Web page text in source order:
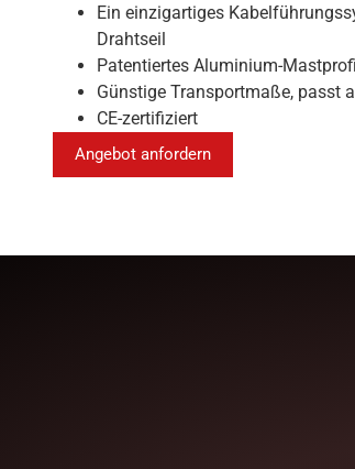
Ein einzigartiges
Drahtseil
Patentiertes Aluminium-
Günstige Transportmaße, passt
CE-zertifiziert
Angebot anfordern